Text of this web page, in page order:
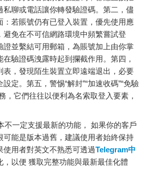
私聊或電話讓你轉發驗證碼。第二，儘
：若賬號仍有已登入裝置，優先使用應
避免在不可信網路環境中頻繁嘗試登
證並繫結可用郵箱，為賬號加上由你掌
驗證碼洩露時起到攔截作用。第四，
表，發現陌生裝置立即遠端退出，必要
定。第五，警惕“解封”“加速收碼”“免驗
，它們往往以便利為名索取登入要素，
定支援最新的功能， 如果你的客戶
可能是版本過舊，建議使用者始終保持
使用者對英文不熟悉可透過Telegram中
，以便 獲取完整功能與最新最佳化體